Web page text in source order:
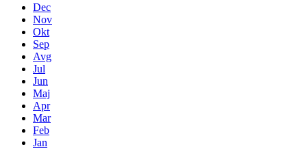
Dec
Nov
Okt
Sep
Avg
Jul
Jun
Maj
Apr
Mar
Feb
Jan